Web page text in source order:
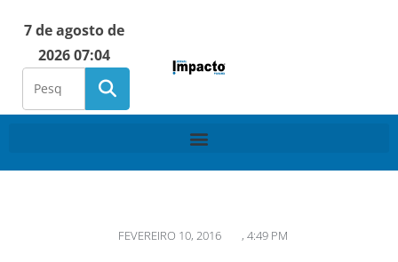
7 de agosto de
2026 07:04
FEVEREIRO 10, 2016 , 4:49 PM